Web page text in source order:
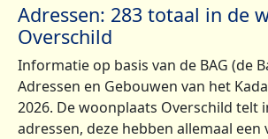
Adressen: 283 totaal in de
Overschild
Informatie op basis van de BAG (de
Adressen en Gebouwen van het
2026. De woonplaats Overschild telt
adressen, deze hebben allemaal